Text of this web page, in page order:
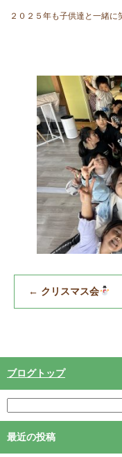
２０２５年も子供達と一緒
← クリスマス会
ブログトップ
最近の投稿